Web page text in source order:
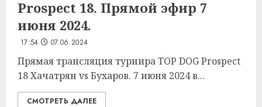
Prospect 18. Прямой эфир 7
июня 2024.
17:54 07.06.2024
Прямая трансляция турнира TOP DOG Prospect
18 Хачатрян vs Бухаров. 7 июня 2024 в...
СМОТРЕТЬ ДАЛЕЕ